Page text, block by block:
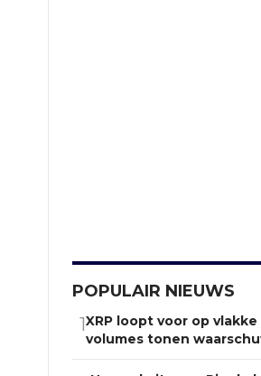
POPULAIR NIEUWS
1XRP loopt voor op
volumes tonen